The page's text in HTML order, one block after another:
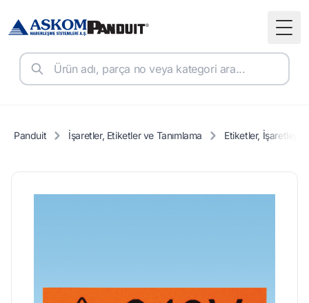
Panduit İşaretler, Etiketler ve Tanımlama Etiketler,